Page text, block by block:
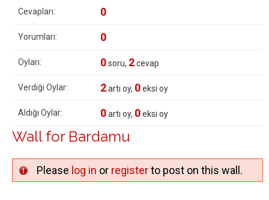
Cevapları: 0
Yorumları: 0
Oyları: 0soru, 2cevap
Verdiği Oylar: 2artı oy, 0eksi oy
Aldığı Oylar: 0artı oy, 0eksi oy
Wall for Bardamu
Please log in or registerto post on this wall.